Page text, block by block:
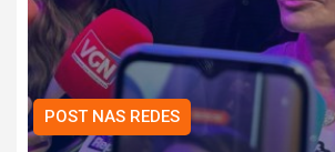
POST NAS REDES